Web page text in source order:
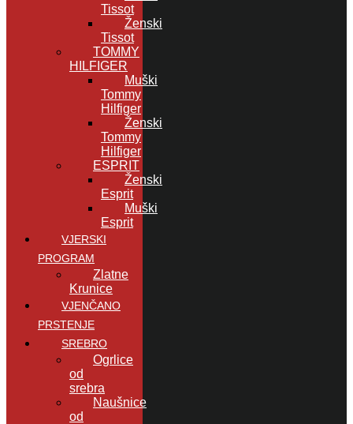
Tissot
Ženski
Tissot
TOMMY
HILFIGER
Muški
Tommy
Hilfiger
Ženski
Tommy
Hilfiger
ESPRIT
Ženski
Esprit
Muški
Esprit
VJERSKI
PROGRAM
Zlatne
Krunice
VJENČANO
PRSTENJE
SREBRO
Ogrlice
od
srebra
Naušnice
od